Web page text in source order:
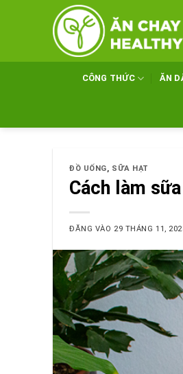
dung
CÔNG THỨC ĂN
ĐỒ UỐNG, SỮA HẠT
Cách làm
ĐĂNG VÀO 29 THÁNG 11,